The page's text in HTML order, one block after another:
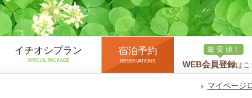
イチオシプラン
SPECIAL PACKAGE
宿泊予約
RESERVATIONS
最 安 値！
WEB会員登録はこ
マイページ